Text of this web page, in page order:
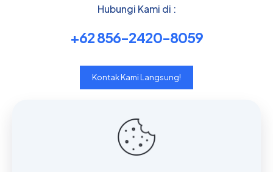
Hubungi Kami di :
+62 856-2420-8059
Kontak Kami Langsung!
Useful links
Contact with us